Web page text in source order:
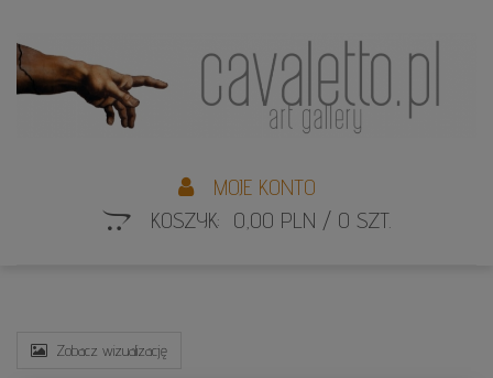
MOJE KONTO
KOSZYK: 0,00 PLN / 0 SZT.
Zobacz wizualizację